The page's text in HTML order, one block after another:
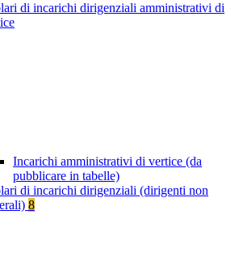
di incarichi dirigenziali amministrativi di
Incarichi amministrativi di vertice (da
pubblicare in tabelle)
di incarichi dirigenziali (dirigenti non
8